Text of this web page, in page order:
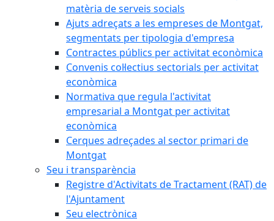
matèria de serveis socials
Ajuts adreçats a les empreses de Montgat,
segmentats per tipologia d'empresa
Contractes públics per activitat econòmica
Convenis col·lectius sectorials per activitat
econòmica
Normativa que regula l'activitat
empresarial a Montgat per activitat
econòmica
Cerques adreçades al sector primari de
Montgat
Seu i transparència
Registre d'Activitats de Tractament (RAT) de
l'Ajuntament
Seu electrònica